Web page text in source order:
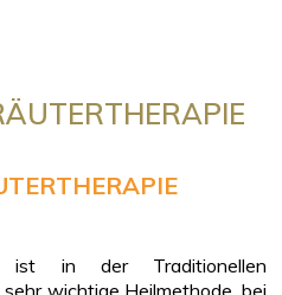
ist in der Traditionellen
wichtige Heilmethode, bei